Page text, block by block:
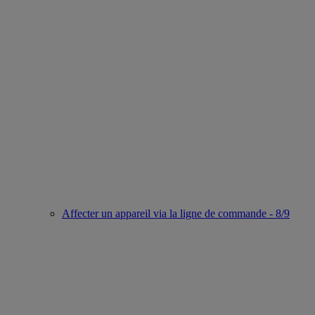
Affecter un appareil via la ligne de commande - 8/9